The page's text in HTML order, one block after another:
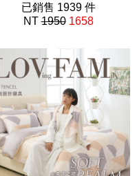
設計 FORME
新品
已銷售 1939 件
NT1950 1658